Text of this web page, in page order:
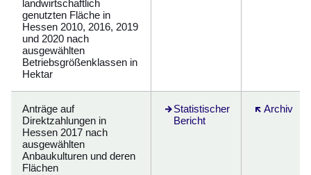
landwirtschaftlich
genutzten Fläche in
Hessen 2010, 2016, 2019
und 2020 nach
ausgewählten
Betriebsgrößenklassen in
Hektar
Anträge auf
Direktzahlungen in
Hessen 2017 nach
ausgewählten
Anbaukulturen und deren
Flächen
Statistischer
Bericht
Öffnet sich in einem neuen
Archiv
Öffnet sich